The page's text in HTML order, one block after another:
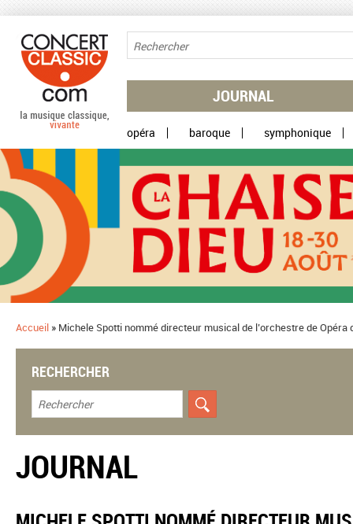
JOURNAL
opéra baroque symphonique
Accueil » ​Michele Spotti nommé directeur musical de l’orchestre de Opéra
RECHERCHER
JOURNAL